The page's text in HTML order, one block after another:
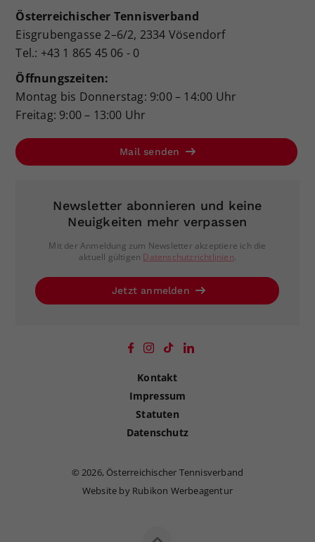
Österreichischer Tennisverband
Eisgrubengasse 2–6/2, 2334 Vösendorf
Tel.: +43 1 865 45 06 - 0
Öffnungszeiten:
Montag bis Donnerstag: 9:00 – 14:00 Uhr
Freitag: 9:00 – 13:00 Uhr
Mail senden
Newsletter abonnieren und keine
Neuigkeiten mehr verpassen
Mit der Anmeldung zum Newsletter akzeptiere ich die
aktuell gültigen Datenschutzrichtlinien.
Jetzt anmelden
Kontakt
Impressum
Statuten
Datenschutz
©2026, Österreichischer Tennisverband
Website by Rubikon Werbeagentur